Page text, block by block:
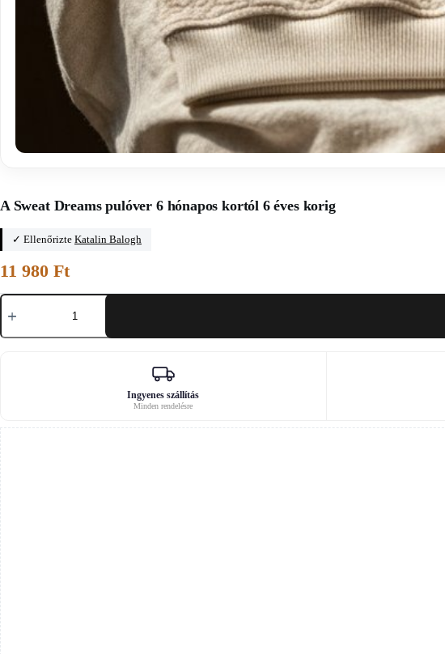
A Sweat Dreams pulóver 6 hónapos kortól 6 éves korig
✓ Ellenőrizte Katalin Balogh
11 980 Ft
A
Sweat
pulóver
mennyiség
Ingyenes szállítás
Minden rendelésre